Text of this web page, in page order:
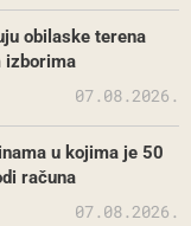
obilaske terena
izborima
07.08.2026.
u kojima je 50
računa
07.08.2026.